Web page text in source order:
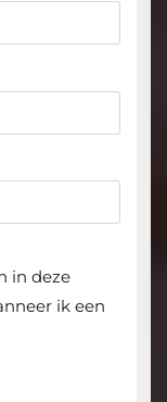
in deze
ik een